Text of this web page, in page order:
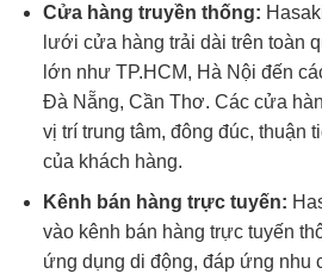
Cửa hàng truyền thống:
lưới cửa hàng trải dài trên toàn
lớn như TP.HCM, Hà Nội đến
Đà Nẵng, Cần Thơ. Các cửa
vị trí trung tâm, đông đúc, thuận
của khách hàng.
Kênh bán hàng trực tuyến:
vào kênh bán hàng trực tuyến
ứng dụng di động, đáp ứng nhu